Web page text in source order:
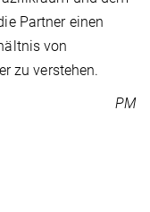
Partner einen
von
zu verstehen.
PM